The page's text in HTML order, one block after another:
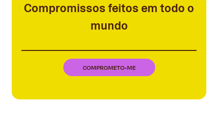
Compromissos feitos em todo o
mundo
COMPROMETO-ME